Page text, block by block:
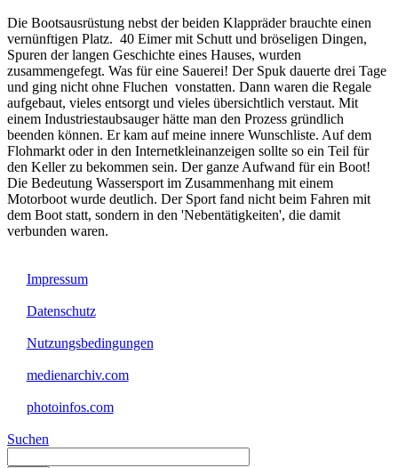
Die Bootsausrüstung nebst der beiden Klappräder brauchte einen
vernünftigen Platz. 40 Eimer mit Schutt und bröseligen Dingen,
Spuren der langen Geschichte eines Hauses, wurden
zusammengefegt. Was für eine Sauerei! Der Spuk dauerte drei Tage
und ging nicht ohne Fluchen vonstatten. Dann waren die Regale
aufgebaut, vieles entsorgt und vieles übersichtlich verstaut. Mit
einem Industriestaubsauger hätte man den Prozess gründlich
beenden können. Er kam auf meine innere Wunschliste. Auf dem
Flohmarkt oder in den Internetkleinanzeigen sollte so ein Teil für
den Keller zu bekommen sein. Der ganze Aufwand für ein Boot!
Die Bedeutung Wassersport im Zusammenhang mit einem
Motorboot wurde deutlich. Der Sport fand nicht beim Fahren mit
dem Boot statt, sondern in den 'Nebentätigkeiten', die damit
verbunden waren.
Impressum
Datenschutz
Nutzungsbedingungen
medienarchiv.com
photoinfos.com
Suchen